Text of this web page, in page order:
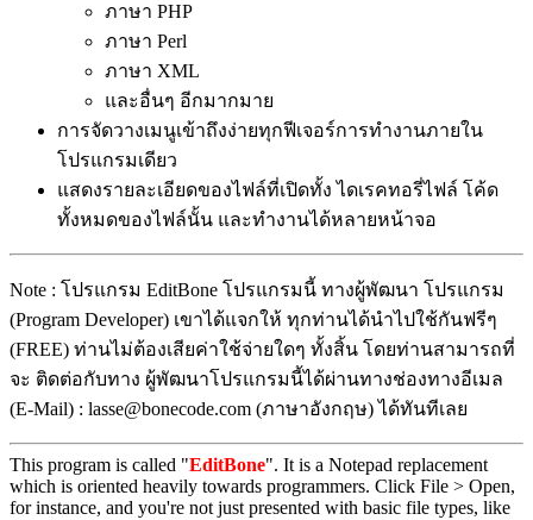
ภาษา PHP
ภาษา Perl
ภาษา XML
และอื่นๆ อีกมากมาย
การจัดวางเมนูเข้าถึงง่ายทุกฟีเจอร์การทำงานภายใน
โปรแกรมเดียว
แสดงรายละเอียดของไฟล์ที่เปิดทั้ง ไดเรคทอรี่ไฟล์ โค้ด
ทั้งหมดของไฟล์นั้น และทำงานได้หลายหน้าจอ
Note : โปรแกรม EditBone โปรแกรมนี้ ทางผู้พัฒนา โปรแกรม
(Program Developer) เขาได้แจกให้ ทุกท่านได้นำไปใช้กันฟรีๆ
(FREE) ท่านไม่ต้องเสียค่าใช้จ่ายใดๆ ทั้งสิ้น โดยท่านสามารถที่
จะ ติดต่อกับทาง ผู้พัฒนาโปรแกรมนี้ได้ผ่านทางช่องทางอีเมล
(E-Mail) : lasse@bonecode.com (ภาษาอังกฤษ) ได้ทันทีเลย
This program is called "EditBone". It is a Notepad replacement
which is oriented heavily towards programmers. Click File > Open,
for instance, and you're not just presented with basic file types, like